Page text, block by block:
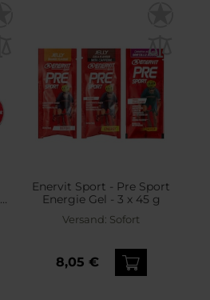
Enervit Sport - Pre Sport
Energie Gel - 3 x 45 g
Versand: Sofort
8,05 €